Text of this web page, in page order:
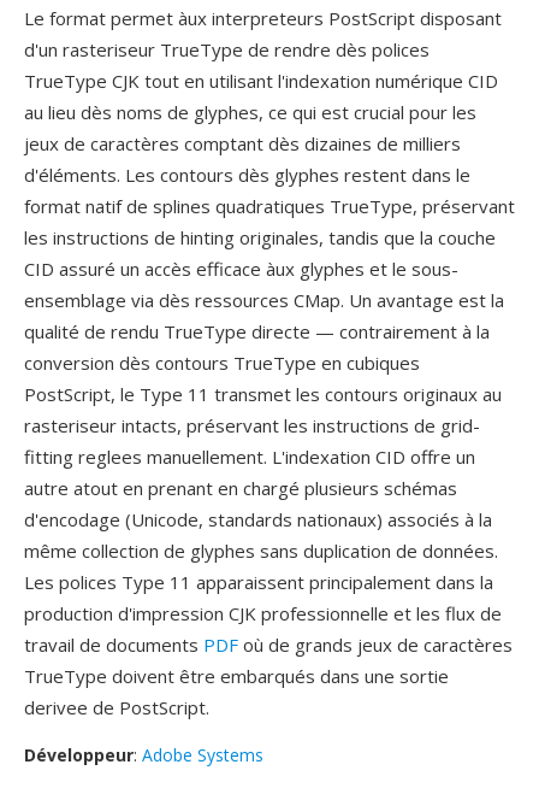
Le format permet àux interpreteurs PostScript disposant
d'un rasteriseur TrueType de rendre dès polices
TrueType CJK tout en utilisant l'indexation numérique CID
au lieu dès noms de glyphes, ce qui est crucial pour les
jeux de caractères comptant dès dizaines de milliers
d'éléments. Les contours dès glyphes restent dans le
format natif de splines quadratiques TrueType, préservant
les instructions de hinting originales, tandis que la couche
CID assuré un accès efficace àux glyphes et le sous-
ensemblage via dès ressources CMap. Un avantage est la
qualité de rendu TrueType directe — contrairement à la
conversion dès contours TrueType en cubiques
PostScript, le Type 11 transmet les contours originaux au
rasteriseur intacts, préservant les instructions de grid-
fitting reglees manuellement. L'indexation CID offre un
autre atout en prenant en chargé plusieurs schémas
d'encodage (Unicode, standards nationaux) associés à la
même collection de glyphes sans duplication de données.
Les polices Type 11 apparaissent principalement dans la
production d'impression CJK professionnelle et les flux de
travail de documents PDF où de grands jeux de caractères
TrueType doivent être embarqués dans une sortie
derivee de PostScript.
Développeur: Adobe Systems